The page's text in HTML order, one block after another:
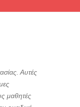
Αυτές
μαθητές